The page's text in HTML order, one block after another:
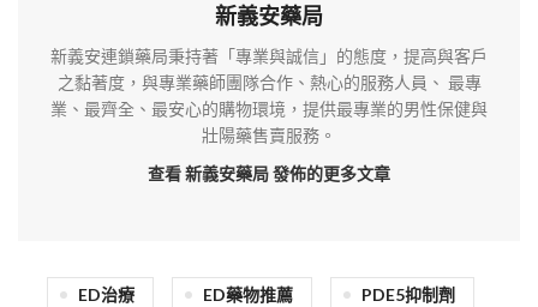
新義安藥局
新義安連鎖藥局秉持著「專業與誠信」的態度，提高與客戶
之黏著度，與專業藥師團隊合作、熱心的服務人員、 最專
業、最齊全、最安心的購物環境，提供最專業的男性保健與
壯陽藥售賣服務。
查看 新義安藥局發佈的更多文章
ED治療 ED藥物推薦 PDE5抑制劑